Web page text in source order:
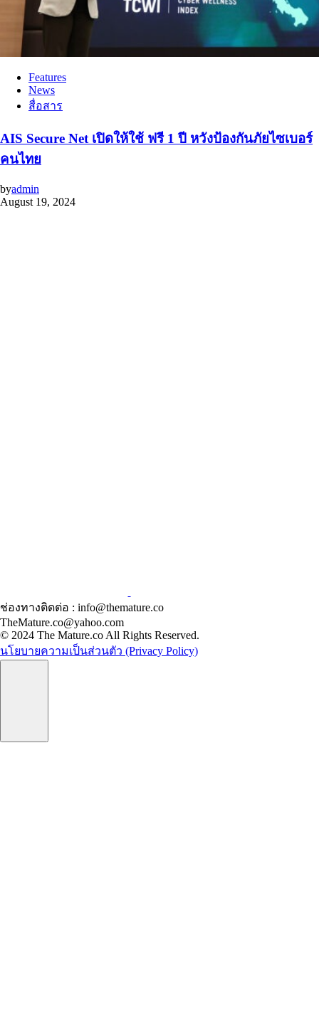
Features
News
สื่อสาร
AIS Secure Net เปิดให้ใช้ ฟรี 1 ปี หวังป้องกันภัยไซเบอร์
คนไทย
byadmin
August 19, 2024
ช่องทางติดต่อ : info@themature.co
TheMature.co@yahoo.com
© 2024 The Mature.co All Rights Reserved.
นโยบายความเป็นส่วนตัว (Privacy Policy)